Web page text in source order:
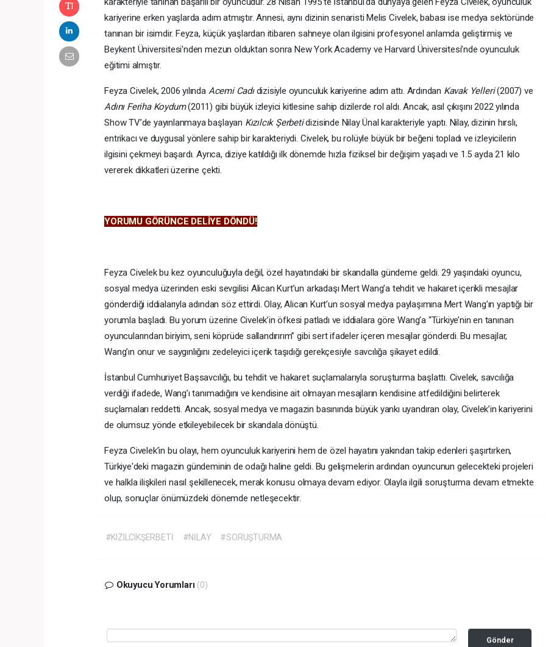
kariyerine erken yaşlarda adım atmıştır. Annesi, aynı dizinin senaristi Melis Civelek, babası ise medya sektöründe
tanınan bir isimdir. Feyza, küçük yaşlardan itibaren sahneye olan ilgisini profesyonel anlamda geliştirmiş ve
Beykent Üniversitesi'nden mezun olduktan sonra New York Academy ve Harvard Üniversitesi’nde oyunculuk
eğitimi almıştır.
Feyza Civelek, 2006 yılında Acemi Cadıdizisiyle oyunculuk kariyerine adım attı. Ardından Kavak Yelleri(2007) ve
Adını Feriha Koydum(2011) gibi büyük izleyici kitlesine sahip dizilerde rol aldı. Ancak, asıl çıkışını 2022 yılında
Show TV’de yayınlanmaya başlayan Kızılcık Şerbetidizisinde Nilay Ünal karakteriyle yaptı. Nilay, dizinin hırslı,
entrikacı ve duygusal yönlere sahip bir karakteriydi. Civelek, bu rolüyle büyük bir beğeni topladı ve izleyicilerin
ilgisini çekmeyi başardı. Ayrıca, diziye katıldığı ilk dönemde hızla fiziksel bir değişim yaşadı ve 1.5 ayda 21 kilo
vererek dikkatleri üzerine çekti.
YORUMU GÖRÜNCE DELİYE DÖNDÜ!
Feyza Civelek bu kez oyunculuğuyla değil, özel hayatındaki bir skandalla gündeme geldi. 29 yaşındaki oyuncu,
sosyal medya üzerinden eski sevgilisi Alican Kurt’un arkadaşı Mert Wang’a tehdit ve hakaret içerikli mesajlar
gönderdiği iddialarıyla adından söz ettirdi. Olay, Alican Kurt’un sosyal medya paylaşımına Mert Wang’ın yaptığı bir
yorumla başladı. Bu yorum üzerine Civelek’in öfkesi patladı ve iddialara göre Wang’a “Türkiye’nin en tanınan
oyuncularından biriyim, seni köprüde sallandırırım” gibi sert ifadeler içeren mesajlar gönderdi. Bu mesajlar,
Wang’ın onur ve saygınlığını zedeleyici içerik taşıdığı gerekçesiyle savcılığa şikayet edildi.
İstanbul Cumhuriyet Başsavcılığı, bu tehdit ve hakaret suçlamalarıyla soruşturma başlattı. Civelek, savcılığa
verdiği ifadede, Wang’ı tanımadığını ve kendisine ait olmayan mesajların kendisine atfedildiğini belirterek
suçlamaları reddetti. Ancak, sosyal medya ve magazin basınında büyük yankı uyandıran olay, Civelek’in kariyerini
de olumsuz yönde etkileyebilecek bir skandala dönüştü.
Feyza Civelek’in bu olayı, hem oyunculuk kariyerini hem de özel hayatını yakından takip edenleri şaşırtırken,
Türkiye'deki magazin gündeminin de odağı haline geldi. Bu gelişmelerin ardından oyuncunun gelecekteki projeleri
ve halkla ilişkileri nasıl şekillenecek, merak konusu olmaya devam ediyor. Olayla ilgili soruşturma devam etmekte
olup, sonuçlar önümüzdeki dönemde netleşecektir.
#KIZILCIKŞERBETİ #NİLAY #SORUŞTURMA
Okuyucu Yorumları (0)
Gönder